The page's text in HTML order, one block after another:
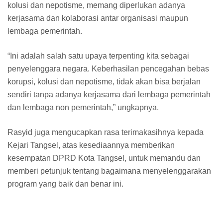
kolusi dan nepotisme, memang diperlukan adanya
kerjasama dan kolaborasi antar organisasi maupun
lembaga pemerintah.
“Ini adalah salah satu upaya terpenting kita sebagai
penyelenggara negara. Keberhasilan pencegahan bebas
korupsi, kolusi dan nepotisme, tidak akan bisa berjalan
sendiri tanpa adanya kerjasama dari lembaga pemerintah
dan lembaga non pemerintah,” ungkapnya.
Rasyid juga mengucapkan rasa terimakasihnya kepada
Kejari Tangsel, atas kesediaannya memberikan
kesempatan DPRD Kota Tangsel, untuk memandu dan
memberi petunjuk tentang bagaimana menyelenggarakan
program yang baik dan benar ini.